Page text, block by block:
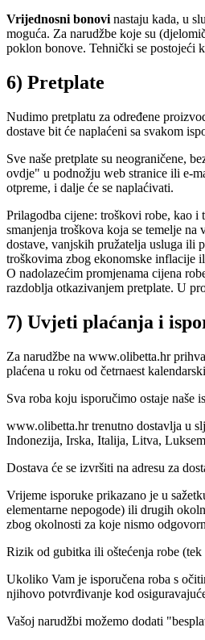
Vrijednosni bonovi nastaju kada, u
moguća. Za narudžbe koje su
poklon bonove. Tehnički se postojeći
6) Pretplate
Nudimo pretplatu za određene
dostave bit će naplaćeni sa svakom
Sve naše pretplate su neograničene,
ovdje" u podnožju web stranice ili e-
otpreme, i dalje će se naplaćivati.
Prilagodba cijene: troškovi robe, kao i
smanjenja troškova koja se temelje
dostave, vanjskih pružatelja usluga ili
troškovima zbog ekonomske inflacije
O nadolazećim promjenama cijena
razdoblja otkazivanjem pretplate. U
7) Uvjeti plaćanja i
Za narudžbe na www.olibetta.hr
plaćena u roku od četrnaest
Sva roba koju isporučimo ostaje naše
www.olibetta.hr trenutno dostavlja u
Indonezija, Irska, Italija, Litva,
Dostava će se izvršiti na adresu za
Vrijeme isporuke prikazano je u
elementarne nepogode) ili drugih
zbog okolnosti za koje nismo
Rizik od gubitka ili oštećenja robe
Ukoliko Vam je isporučena roba s
njihovo potvrđivanje kod
Vašoj narudžbi možemo dodati